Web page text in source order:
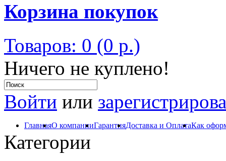
Корзина покупок
Товаров: 0 (0 р.)
Ничего не куплено!
Войти или
ГлавнаяО компанииГарантияДоставка и ОплатаКак
Категории